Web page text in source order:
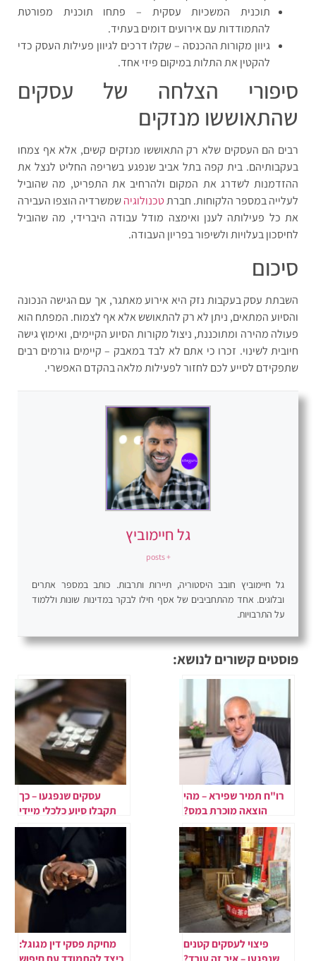
תוכנית המשכיות עסקית – פתחו תוכנית מפורטת
להתמודדות עם אירועים דומים בעתיד.
גיוון מקורות ההכנסה – שקלו דרכים לגיוון פעילות העסק כדי
להקטין את התלות במיקום פיזי אחד.
סיפורי הצלחה של עסקים
שהתאוששו מנזקים
רבים הם העסקים שלא רק התאוששו מנזקים קשים, אלא אף צמחו
בעקבותיהם. בית קפה בתל אביב שנפגע בשריפה החליט לנצל את
ההזדמנות לשדרג את המקום ולהרחיב את התפריט, מה שהוביל
לעלייה במספר הלקוחות. חברתטכנולוגיהשמשרדיה הוצפו העבירה
את כל פעילותה לענן ואימצה מודל עבודה היברידי, מה שהוביל
לחיסכון בעלויות ולשיפור בפריון העבודה.
סיכום
השבתת עסק בעקבות נזק היא אירוע מאתגר, אך עם הגישה הנכונה
והסיוע המתאים, ניתן לא רק להתאושש אלא אף לצמוח. המפתח הוא
פעולה מהירה ומתוכננת, ניצול מקורות הסיוע הקיימים, ואימוץ גישה
חיובית לשינוי. זכרו כי אתם לא לבד במאבק – קיימים גורמים רבים
שתפקידם לסייע לכם לחזור לפעילות מלאה בהקדם האפשרי.
גל חיימוביץ
+ posts
גל חיימוביץ חובב היסטוריה, תיירות ותרבות. כותב במספר אתרים
ובלוגים. אחד מהתחביבים של אסף חילו לבקר במדינות שונות וללמוד
על התרבויות.
פוסטים קשורים לנושא:
רו"ח תמיר שפירא – מהי
הוצאה מוכרת במס?
עסקים שנפגעו – כך
תקבלו סיוע כלכלי מיידי
פיצוי לעסקים קטנים
שנפגעו – איך זה עובד?
מחיקת פסקי דין מגוגל:
כיצד להתמודד עם חיפוש